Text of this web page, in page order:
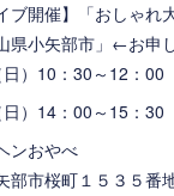
ブ開催】「おしゃ
県小矢部市 」←お申
）10：30～12：00
）14：00～15：30
ンおやべ
桜町１５３５番地